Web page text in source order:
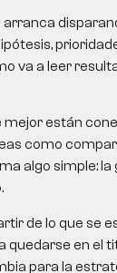
va a leer
mejor están
como
algo simple: la
de lo que se
quedarse en el
para la